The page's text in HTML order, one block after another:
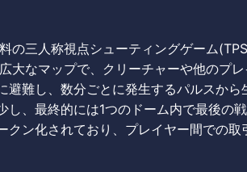
三人称視点シューティングゲーム
大なマップで、クリーチャーや他のプレ
難し、数分ごとに発生するパルスから
、最終的には1つのドーム内で最後の
ン化されており、プレイヤー間での取